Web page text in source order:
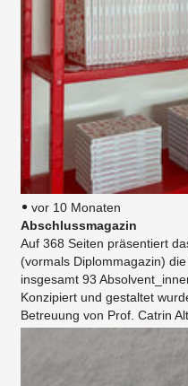
vor 10 Monaten
Abschlussmagazin
Auf 368 Seiten präsentiert
(vormals Diplommagazin)
insgesamt 93
Konzipiert und gestaltet
Betreuung von Prof. Catrin